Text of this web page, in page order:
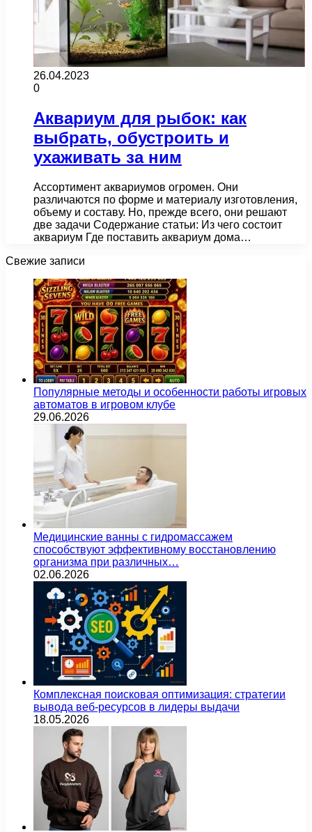
26.04.2023
0
Аквариум для рыбок: как
выбрать, обустроить и
ухаживать за ним
Ассортимент аквариумов огромен. Они
различаются по форме и материалу изготовления,
объему и составу. Но, прежде всего, они решают
две задачи Содержание статьи: Из чего состоит
аквариум Где поставить аквариум дома…
Свежие записи
Популярные методы и особенности работы игровых
автоматов в игровом клубе
29.06.2026
Медицинские ванны с гидромассажем
способствуют эффективному восстановлению
организма при различных…
02.06.2026
Комплексная поисковая оптимизация: стратегии
вывода веб-ресурсов в лидеры выдачи
18.05.2026